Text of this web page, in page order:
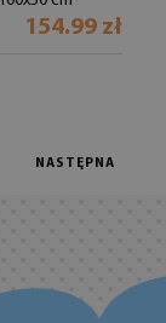
154.99 zł
NASTĘPNA